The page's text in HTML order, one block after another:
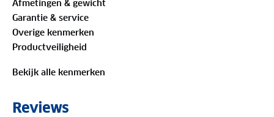
Afmetingen & gewicht
Garantie & service
Overige kenmerken
Productveiligheid
Bekijk alle kenmerken
Reviews